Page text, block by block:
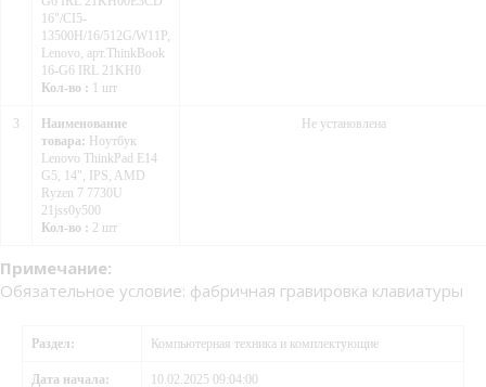
16"/CI5-
13500H/16/512G/W11P,
Lenovo, арт.ThinkBook
16-G6 IRL 21KH0
Кол-во : 1 шт
3
Наименование
товара: Ноутбук
Lenovo ThinkPad E14
G5, 14", IPS, AMD
Ryzen 7 7730U
21jss0y500
Кол-во : 2 шт
Не установлена
Примечание:
Обязательное условие: фабричная гравировка клавиатуры
Раздел: Компьютерная техника и комплектующие
Дата начала: 10.02.2025 09:04:00